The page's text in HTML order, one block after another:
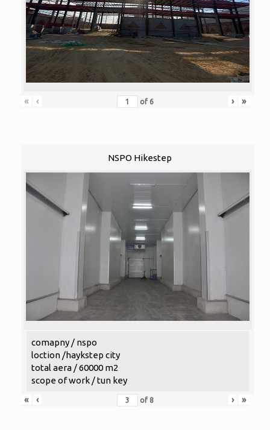
« ‹ of 6 › »
NSPO Hikestep
comapny / nspo
loction /haykstep city
total aera / 60000 m2
scope of work / tun key
«
‹ of 8 › »